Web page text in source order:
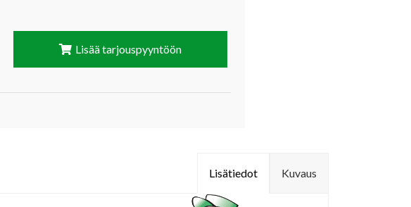
Lisää tarjouspyyntöön
Kuvaus
Lisätiedot